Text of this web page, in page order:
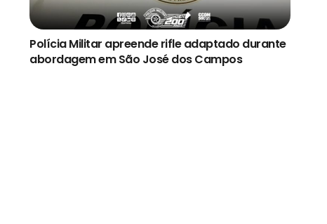
Polícia Militar apreende rifle adaptado durante
abordagem em São José dos Campos